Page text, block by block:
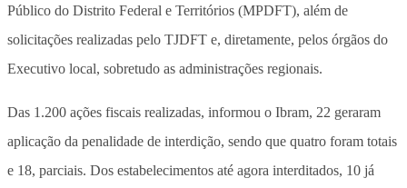
Público do Distrito Federal e Territórios (MPDFT), além de
solicitações realizadas pelo TJDFT e, diretamente, pelos órgãos do
Executivo local, sobretudo as administrações regionais.
Das 1.200 ações fiscais realizadas, informou o Ibram, 22 geraram
aplicação da penalidade de interdição, sendo que quatro foram totais
e 18, parciais. Dos estabelecimentos até agora interditados, 10 já